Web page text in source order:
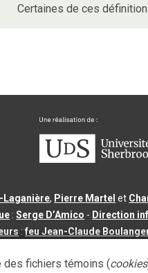
Certaines de ces
Laganière, Pierre Martel et
:Serge D’Amico - Direction
:feu Jean-Claude
de Sherbrooke |3.2.2-
des fichiers témoins (cookies